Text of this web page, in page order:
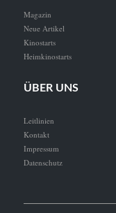
Magazin
Neue Artikel
Kinostarts
Heimkinostarts
ÜBER UNS
Leitlinien
Kontakt
Impressum
Datenschutz